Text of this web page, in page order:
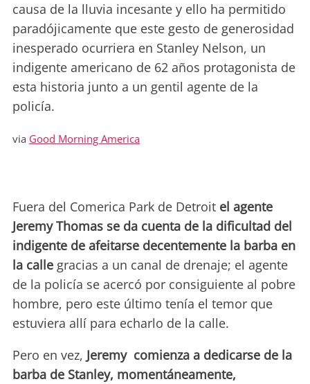
causa de la lluvia incesante y ello ha permitido
paradójicamente que este gesto de generosidad
inesperado ocurriera en Stanley Nelson, un
indigente americano de 62 años protagonista de
esta historia junto a un gentil agente de la
policía.
via Good Morning America
Fuera del Comerica Park de Detroit el agente
Jeremy Thomas se da cuenta de la dificultad del
indigente de afeitarse decentemente la barba en
la calle gracias a un canal de drenaje; el agente
de la policía se acercó por consiguiente al pobre
hombre, pero este último tenía el temor que
estuviera allí para echarlo de la calle.
Pero en vez, Jeremy comienza a dedicarse de la
barba de Stanley, momentáneamente,